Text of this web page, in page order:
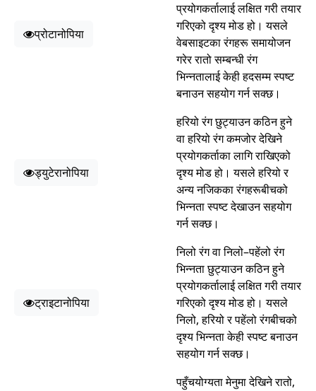
प्रोटानोपिया
प्रयोगकर्तालाई लक्षित गरी तयार
गरिएको दृश्य मोड हो। यसले
वेबसाइटका रंगहरू समायोजन
गरेर रातो सम्बन्धी रंग
भिन्नतालाई केही हदसम्म स्पष्ट
बनाउन सहयोग गर्न सक्छ।
ड्युटेरानोपिया
हरियो रंग छुट्याउन कठिन हुने
वा हरियो रंग कमजोर देखिने
प्रयोगकर्ताका लागि राखिएको
दृश्य मोड हो। यसले हरियो र
अन्य नजिकका रंगहरूबीचको
भिन्नता स्पष्ट देखाउन सहयोग
गर्न सक्छ।
ट्राइटानोपिया
निलो रंग वा निलो–पहेंलो रंग
भिन्नता छुट्याउन कठिन हुने
प्रयोगकर्तालाई लक्षित गरी तयार
गरिएको दृश्य मोड हो। यसले
निलो, हरियो र पहेंलो रंगबीचको
दृश्य भिन्नता केही स्पष्ट बनाउन
सहयोग गर्न सक्छ।
पहुँचयोग्यता मेनुमा देखिने रातो,